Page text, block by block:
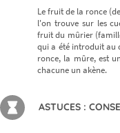
Le fruit de la ronce
l'on trouve sur les
fruit du mûrier
qui a été introduit au
ronce, la mûre, est
chacune un akène.
ASTUCES :